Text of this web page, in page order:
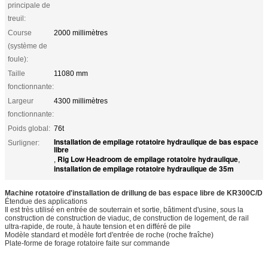
principale de
treuil:
Course
(système de
foule):
2000 millimètres
Taille
fonctionnante:
11080 mm
Largeur
fonctionnante:
4300 millimètres
Poids global: 76t
Surligner:
Installation de empilage rotatoire hydraulique de bas espace
libre
, Rig Low Headroom de empilage rotatoire hydraulique,
installation de empilage rotatoire hydraulique de 35m
Machine rotatoire d'installation de drillung de bas espace libre de KR300C/D
Étendue des applications
Il est très utilisé en entrée de souterrain et sortie, bâtiment d'usine, sous la
construction de construction de viaduc, de construction de logement, de rail
ultra-rapide, de route, à haute tension et en différé de pile
Modèle standard et modèle fort d'entrée de roche (roche fraîche)
Plate-forme de forage rotatoire faite sur commande